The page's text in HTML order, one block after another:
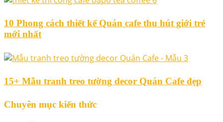
10 Phong cách thiết kế Quán cafe thu hút giới trẻ
mới nhất
15+ Mẫu tranh treo tường decor Quán Cafe đẹp
Chuyên mục kiến thức